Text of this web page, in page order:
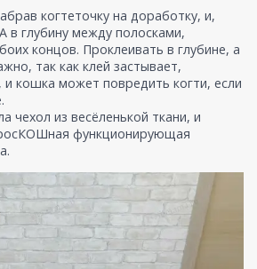
когтеточку на доработку, и,
в глубину между полосками,
концов. Проклеивать в глубине, а
так как клей застывает,
и кошка может повредить когти, если
чехол из весёленькой ткани, и
функционирующая